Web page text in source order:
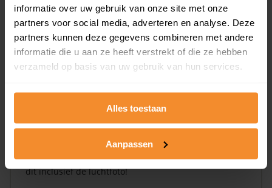
informatie over uw gebruik van onze site met onze
partners voor social media, adverteren en analyse. Deze
partners kunnen deze gegevens combineren met andere
informatie die u aan ze heeft verstrekt of die ze hebben
verzameld op basis van uw gebruik van hun services.
Alles toestaan
Aanpassen
Bekijk product
Direct leverbaar
Kadastrale kaart pakket
Alleen globale ligging perceel
Een uitgebreid overzicht van het perceel en
omliggende percelen met de kadastrale erfgrenzen,
dit inclusief de luchtfoto!